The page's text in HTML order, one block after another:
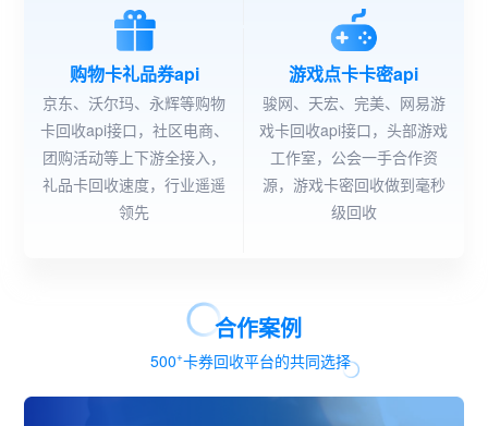
购物卡礼品券api
京东、沃尔玛、永辉等购物
卡回收api接口，社区电商、
团购活动等上下游全接入，
礼品卡回收速度，行业遥遥
领先
游戏点卡卡密api
骏网、天宏、完美、网易游
戏卡回收api接口，头部游戏
工作室，公会一手合作资
源，游戏卡密回收做到毫秒
级回收
合作案例
500+卡券回收平台的共同选择